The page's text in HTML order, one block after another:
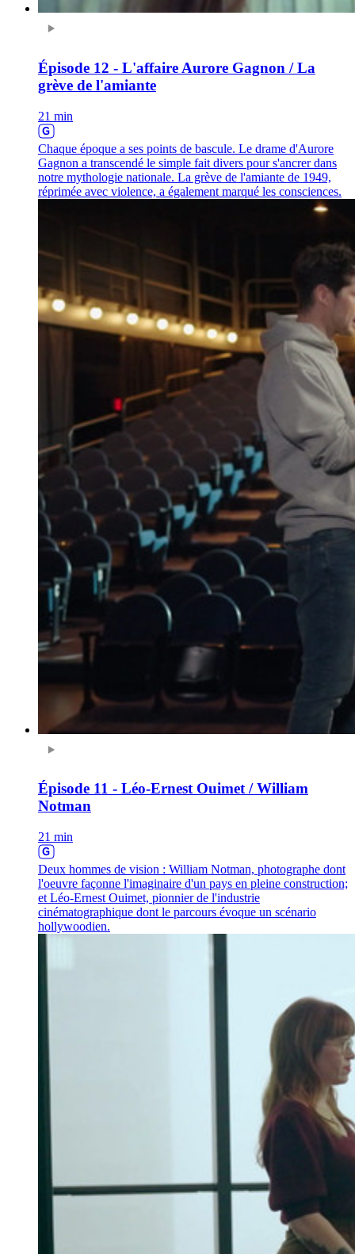
Épisode 12 - L'affaire Aurore Gagnon / La
grève de l'amiante
21 min
Chaque époque a ses points de bascule. Le drame d'Aurore
Gagnon a transcendé le simple fait divers pour s'ancrer dans
notre mythologie nationale. La grève de l'amiante de 1949,
réprimée avec violence, a également marqué les consciences.
Épisode 11 - Léo-Ernest Ouimet / William
Notman
21 min
Deux hommes de vision : William Notman, photographe dont
l'oeuvre façonne l'imaginaire d'un pays en pleine construction;
et Léo-Ernest Ouimet, pionnier de l'industrie
cinématographique dont le parcours évoque un scénario
hollywoodien.